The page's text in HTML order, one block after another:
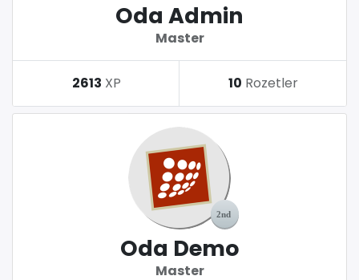
Oda Admin
Master
2613 XP 10 Rozetler
Oda Demo
Master